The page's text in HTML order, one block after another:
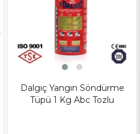
Dalgıç Yangın Söndürme
Tüpü 1 Kg Abc Tozlu